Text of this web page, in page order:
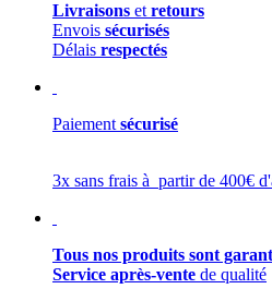
Livraisons etretours
Envois sécurisés
Délais respectés
Paiementsécurisé
3x sans frais à partir de 400€
Tous nos produits sont
Service après-vente de qualité